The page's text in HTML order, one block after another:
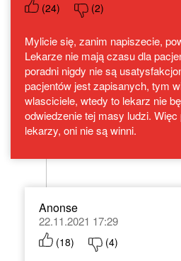
(24) (2)
Mylicie się, zanim napiszecie,
Lekarze nie mają czasu dla
poradni nigdy nie są
pacjentów jest zapisanych, tym
wlasciciele, wtedy to lekarz nie
odwiedzenie tej masy ludzi.
lekarzy, oni nie są winni.
Anonse
22.11.2021 17:29
(18) (4)